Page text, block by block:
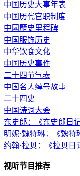
中国历史大事年表
中国历代官职制度
中國歷史里程碑
中国服饰历史
中华饮食文化
中国历史事件
二十四节气表
中国名人绰号故事
二十四史
中国诗词大会
东史郎：《东史郎日
明妮·魏特琳：《魏特
约翰·拉贝：《拉贝日
视听节目推荐